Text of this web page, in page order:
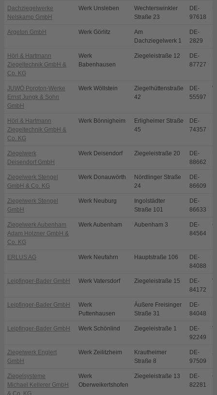
Dachziegelwerke
Nelskamp GmbH
Werk Unsleben
Wechterswinkler
Straße 23
DE-
97618
Argeton GmbH Werk Görlitz
Am
Dachziegelwerk 1
DE-
2829
Hörl & Hartmann
Ziegeltechnik GmbH &
Co. KG
Werk
Babenhausen
Ziegeleistraße 12
DE-
87727
JUWÖ Poroton-Werke
Ernst Jungk & Sohn
GmbH
Werk Wöllstein
Ziegelhüttenstraße
42
DE-
55597
Hörl & Hartmann
Ziegeltechnik GmbH &
Co. KG
Werk Bönnigheim
Erligheimer Straße
45
DE-
74357
Ziegelwerk
Deisendorf GmbH
Werk Deisendorf Ziegeleistraße 20
DE-
88662
Ziegelwerk Stengel
GmbH & Co. KG
Werk Donauwörth
Nördlinger Straße
24
DE-
86609
Ziegelwerk Stengel
GmbH
Werk Neuburg
Ingolstädter
Straße 101
DE-
86633
Ziegelwerk Aubenham
Adam Holzner GmbH &
Co. KG
Werk Aubenham Aubenham 3
DE-
84564
ERLUS AG Werk Neufahrn Hauptstraße 106
DE-
84088
Leipfinger-Bader GmbH Werk Vatersdorf Ziegeleistraße 15
DE-
84172
Leipfinger-Bader GmbH
Werk
Puttenhausen
Äußere Freisinger
Straße 31
DE-
84048
Leipfinger-Bader GmbH Werk Schönlind Ziegeleistraße 1
DE-
92249
Ziegelwerk Englert
GmbH
Werk Zeilitzheim
Krautheimer
Straße 8
DE-
97509
Ziegelsysteme
Michael Kellerer GmbH
& Co. KG
Werk
Oberweikertshofen
Ziegeleistraße 13
DE-
82281